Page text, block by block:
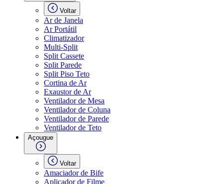
Voltar
Ar de Janela
Ar Portátil
Climatizador
Multi-Split
Split Cassete
Split Parede
Split Piso Teto
Cortina de Ar
Exaustor de Ar
Ventilador de Mesa
Ventilador de Coluna
Ventilador de Parede
Ventilador de Teto
Açougue
Voltar
Amaciador de Bife
Aplicador de Filme